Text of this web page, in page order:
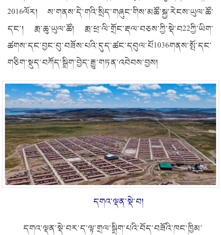
2016ལོར། ས་གནས་དེ་གའི་སྲིད་གཞུང་གིས་མཚོ་སྐྱ་རེངས་ཡུལ་ཚོ་
དང་། རྨ་ཆུ་ཡུལ་ཚོ། རྨ་ཕྲ་ལི་གྲོང་རྡལ་བཅས་ཀྱི་སྡེ་བ22ཀྱི་ཡིག་
ཚགས་དང་བྱང་བུ་བཟོས་པའི་དུད་ཚང་དབུལ་པོ1036གནས་སྤོ་དང་
གཅིག་སྡུད་བཀོད་སྒྲིག་བྱེད་རྒྱུ་གཏན་འབེབས་བྱས།
དགའ་ལྡན་སྡེ་བ།
དགའ་ལྡན་སྡེ་བར་ད་ལྟ་གྲལ་སྒྲིག་པའི་བོད་བཟོའི་ཁང་ཁྱིམ་